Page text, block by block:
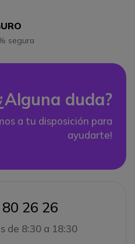
segura
duda?
a tu disposición para
ayudarte!
26 26
de 8:30 a 18:30